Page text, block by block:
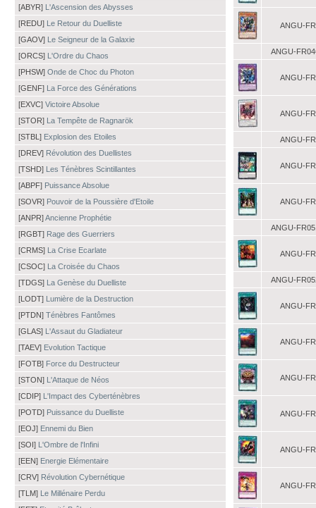
[ABYR] L'Ascension des Abysses
[REDU] Le Retour du Duelliste
[GAOV] Le Seigneur de la Galaxie
[ORCS] L'Ordre du Chaos
[PHSW] Onde de Choc du Photon
[GENF] La Force des Générations
[EXVC] Victoire Absolue
[STOR] La Tempête de Ragnarök
[STBL] Explosion des Etoiles
[DREV] Révolution des Duellistes
[TSHD] Les Ténèbres Scintillantes
[ABPF] Puissance Absolue
[SOVR] Pouvoir de la Poussière d'Etoile
[ANPR]Ancienne Prophétie
[RGBT] Rage des Guerriers
[CRMS] La Crise Ecarlate
[CSOC] La Croisée du Chaos
[TDGS] La Genèse du Duelliste
[LODT] Lumière de la Destruction
[PTDN] Ténèbres Fantômes
[GLAS] L'Assaut du Gladiateur
[TAEV] Evolution Tactique
[FOTB] Force du Destructeur
[STON] L'Attaque de Néos
[CDIP] L'Impact des Cyberténèbres
[POTD] Puissance du Duelliste
[EOJ] Ennemi du Bien
[SOI] L'Ombre de l'Infini
[EEN] Energie Elémentaire
[CRV] Révolution Cybernétique
[TLM] Le Millénaire Perdu
ANGU-
ANGU-
ANGU-
ANGU-
ANGU-
ANGU-
ANGU-
ANGU-
ANGU-
ANGU-
ANGU-
ANGU-
ANGU-
ANGU-
ANGU-
ANGU-